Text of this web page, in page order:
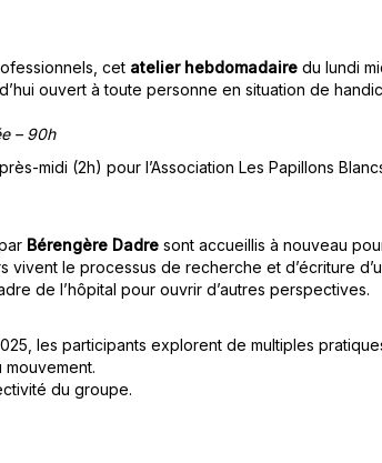
cet atelier hebdomadaire du lundi
ouvert à toute personne en situation de
– 90h
midi (2h) pour l’Association Les Papillons
Bérengère Dadre sont accueillis à nouveau
le processus de recherche et d’écriture
de l’hôpital pour ouvrir d’autres perspectives.
les participants explorent de multiples
du groupe.